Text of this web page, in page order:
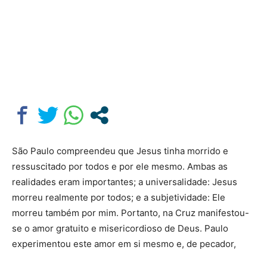
São Paulo compreendeu que Jesus tinha morrido e
ressuscitado por todos e por ele mesmo. Ambas as
realidades eram importantes; a universalidade: Jesus
morreu realmente por todos; e a subjetividade: Ele
morreu também por mim. Portanto, na Cruz manifestou-
se o amor gratuito e misericordioso de Deus. Paulo
experimentou este amor em si mesmo e, de pecador,